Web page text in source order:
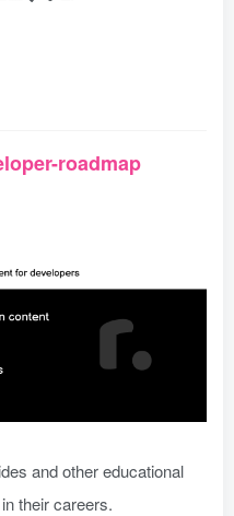
roadmap
and other educational
their careers.